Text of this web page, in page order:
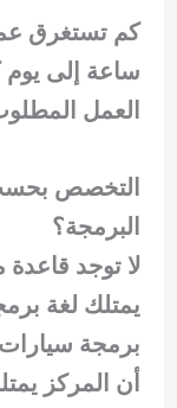
كم تستغرق
ساعة إلى
العمل
التخصص
البرمجة؟
لا توجد
يمتلك لغة
برمجة
أن المركز